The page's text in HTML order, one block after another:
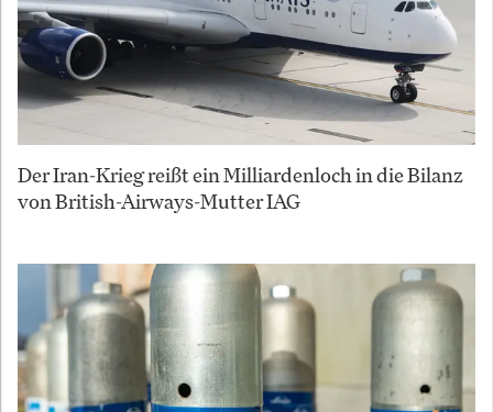
Der Iran-Krieg reißt ein Milliardenloch in die Bilanz
von British-Airways-Mutter IAG